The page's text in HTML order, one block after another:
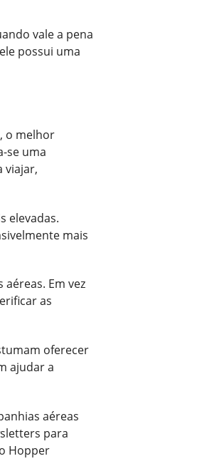
vale a pena
possui uma
o melhor
se uma
viajar,
elevadas.
mais
Em vez
as
oferecer
ajudar a
aéreas
para
Hopper